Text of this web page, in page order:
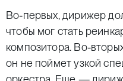
Во-первых, дирижер
чтобы мог стать
композитора. Во-
он не поймет узкой